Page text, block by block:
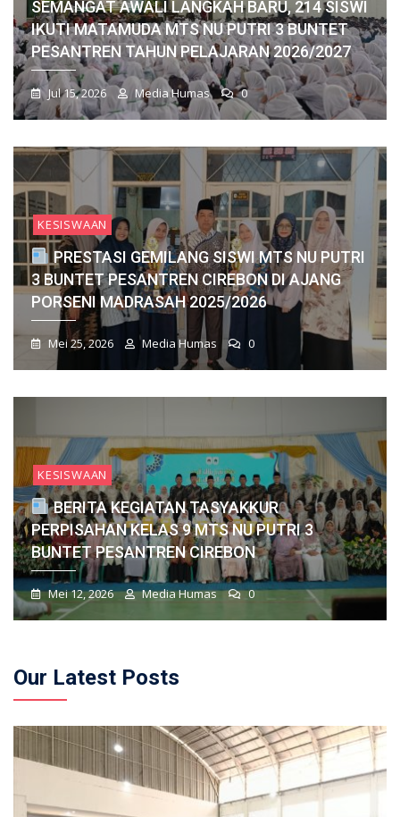
SEMANGAT AWALI LANGKAH BARU, 214 SISWI
IKUTI MATAMUDA MTS NU PUTRI 3 BUNTET
PESANTREN TAHUN PELAJARAN 2026/2027
Jul 15, 2026 Media Humas 0
KESISWAAN
PRESTASI GEMILANG SISWI MTS NU PUTRI
3 BUNTET PESANTREN CIREBON DI AJANG
PORSENI MADRASAH 2025/2026
Mei 25, 2026 Media Humas 0
KESISWAAN
BERITA KEGIATAN TASYAKKUR
PERPISAHAN KELAS 9 MTS NU PUTRI 3
BUNTET PESANTREN CIREBON
Mei 12, 2026 Media Humas 0
Our Latest Posts
Blog